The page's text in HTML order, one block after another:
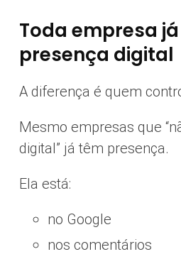
Toda empresa
presença digital
A diferença é quem
Mesmo empresas que
digital” já têm presença.
Ela está:
no Google
nos comentários